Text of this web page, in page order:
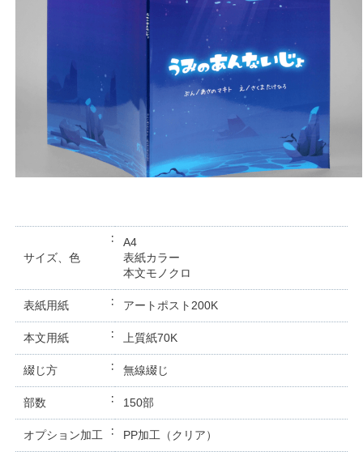
サイズ、色
A4
表紙カラー
本文モノクロ
表紙用紙 アートポスト200K
本文用紙 上質紙70K
綴じ方 無線綴じ
部数 150部
オプション加工 PP加工（クリア）